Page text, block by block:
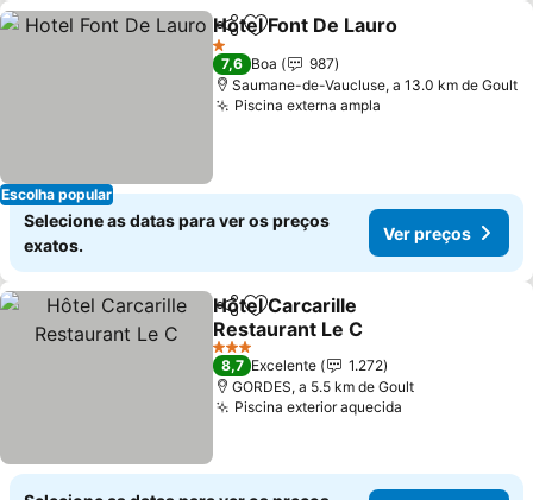
Escolha popular
PartilharAdicionar aos favoritos
Hotel Font De Lauro
1 Estrelas
7,6 Boa
987
Saumane-de-Vaucluse, a 13.0 km de Goult
Piscina externa ampla
Selecione as datas para ver os preços
exatos.
Ver preços
PartilharAdicionar aos favoritos
Hôtel Carcarille
Restaurant Le C
Ver preços
3 Estrelas
8,7 Excelente
1.272
GORDES, a 5.5 km de Goult
Piscina exterior aquecida